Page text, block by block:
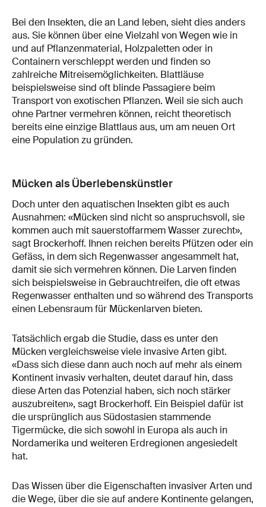
Bei den Insekten, die an Land leben, sieht dies anders
aus. Sie können über eine Vielzahl von Wegen wie in
und auf Pflanzenmaterial, Holzpaletten oder in
Containern verschleppt werden und finden so
zahlreiche Mitreisemöglichkeiten. Blattläuse
beispielsweise sind oft blinde Passagiere beim
Transport von exotischen Pflanzen. Weil sie sich auch
ohne Partner vermehren können, reicht theoretisch
bereits eine einzige Blattlaus aus, um am neuen Ort
eine Population zu gründen.
Mücken als Überlebenskünstler
Doch unter den aquatischen Insekten gibt es auch
Ausnahmen: «Mücken sind nicht so anspruchsvoll, sie
kommen auch mit sauerstoffarmem Wasser zurecht»,
sagt Brockerhoff. Ihnen reichen bereits Pfützen oder ein
Gefäss, in dem sich Regenwasser angesammelt hat,
damit sie sich vermehren können. Die Larven finden
sich beispielsweise in Gebrauchtreifen, die oft etwas
Regenwasser enthalten und so während des Transports
einen Lebensraum für Mückenlarven bieten.
Tatsächlich ergab die Studie, dass es unter den
Mücken vergleichsweise viele invasive Arten gibt.
«Dass sich diese dann auch noch auf mehr als einem
Kontinent invasiv verhalten, deutet darauf hin, dass
diese Arten das Potenzial haben, sich noch stärker
auszubreiten», sagt Brockerhoff. Ein Beispiel dafür ist
die ursprünglich aus Südostasien stammende
Tigermücke, die sich sowohl in Europa als auch in
Nordamerika und weiteren Erdregionen angesiedelt
hat.
Das Wissen über die Eigenschaften invasiver Arten und
die Wege, über die sie auf andere Kontinente gelangen,